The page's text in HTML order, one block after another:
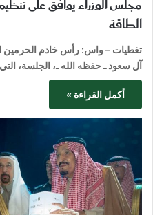
مجلس الوزراء يوافق على
الطاقة
تغطيات – واس: رأس خادم الحرمين
آل سعود ـ حفظه الله ـ، الجلسة،
أكمل القراءة »